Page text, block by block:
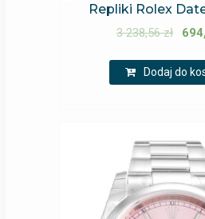
Repliki Rolex
3 238,56zł
Dodaj do